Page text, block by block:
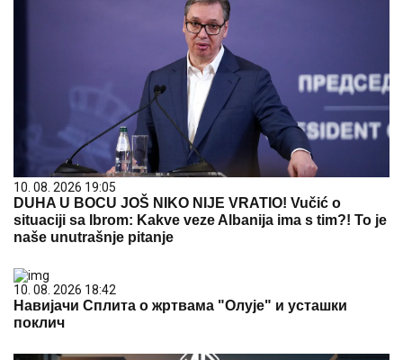
10. 08. 2026 19:05
DUHA U BOCU JOŠ NIKO NIJE VRATIO! Vučić o
situaciji sa Ibrom: Kakve veze Albanija ima s tim?! To je
naše unutrašnje pitanje
10. 08. 2026 18:42
Навијачи Сплита о жртвама "Олује" и усташки
поклич